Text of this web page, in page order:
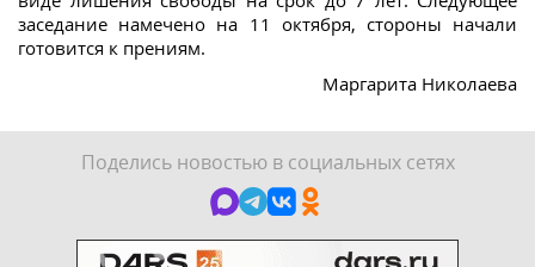
заседание намечено на 11 октября, стороны начали
готовится к прениям.
Маргарита Николаева
Поделись новостью в социальных сетях